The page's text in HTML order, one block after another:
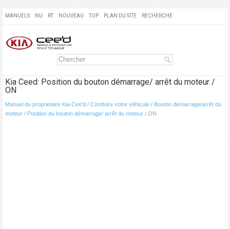
MANUELS NU RT NOUVEAU TOP PLAN DU SITE RECHERCHE
Kia Ceed: Position du bouton démarrage/ arrêt du moteur /
ON
Manuel du proprietaire Kia Cee'd / Conduire votre véhicule / Bouton démarrage/arrêt du
moteur / Position du bouton démarrage/ arrêt du moteur / ON